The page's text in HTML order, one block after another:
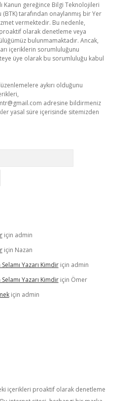
Kanun gereğince Bilgi Teknolojileri
tarafından onaylanmış bir Yer
vermektedir. Bu nedenle,
olarak denetleme veya
bulunmamaktadır. Ancak,
içeriklerin sorumluluğunu
üye olarak bu sorumluluğu kabul
aykırı olduğunu
adresine bildirmeniz
yasal süre içerisinde sitemizden
için admin
için Nazan
Yazarı Kimdiriçin admin
Yazarı Kimdiriçin Ömer
için admin
içerikleri proaktif olarak denetleme